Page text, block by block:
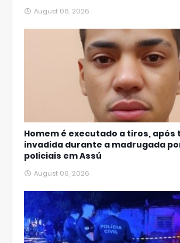
August 06, 2026
Homem é executado a tiros, após
invadida durante a madrugada
policiais em Assú
August 06, 2026